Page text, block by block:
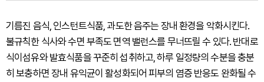
기름진 음식, 인스턴트식품, 과도한 음주는 장내 환경을 악화시킨다.
불규칙한 식사와 수면 부족도 면역 밸런스를 무너뜨릴 수 있다. 반대로
식이섬유와 발효식품을 꾸준히 섭취하고, 하루 일정량의 수분을 충분
히 보충하면 장내 유익균이 활성화되어 피부의 염증 반응도 완화될 수